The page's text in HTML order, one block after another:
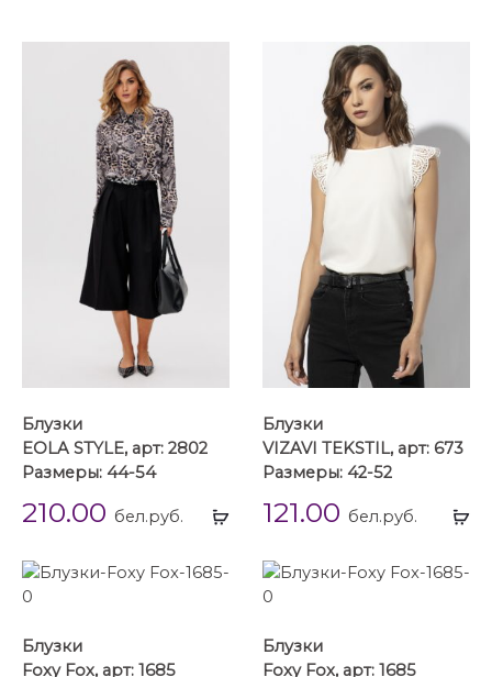
Выбрать
Блузки
EOLA STYLE, арт: 2802
Размеры: 44-54
210.00 бел.руб.
Блузки
VIZAVI TEKSTIL, арт: 673
Размеры: 42-52
121.00 бел.руб.
Блузки
Foxy Fox, арт: 1685
Блузки
Foxy Fox, арт: 1685